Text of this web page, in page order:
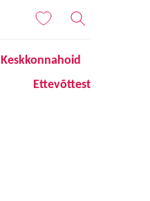
Keskkonnahoid
Ettevõttest